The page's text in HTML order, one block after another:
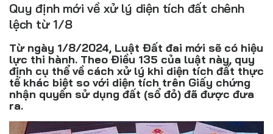
Thị trường
Đồ uống
Pháp luật
Quy định mới về xử lý diện tích đất chênh
lệch từ 1/8
Từ ngày 1/8/2024, Luật Đất đai mới sẽ có hiệu
lực thi hành. Theo Điều 135 của luật này, quy
định cụ thể về cách xử lý khi diện tích đất thực
tế khác biệt so với diện tích trên Giấy chứng
nhận quyền sử dụng đất (sổ đỏ) đã được đưa
ra.